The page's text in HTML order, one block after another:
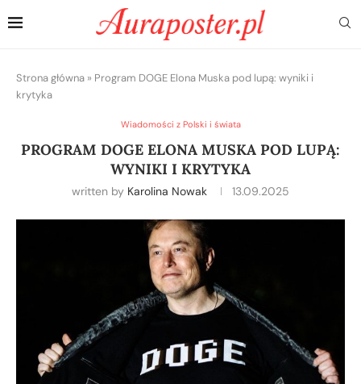
Strona główna » Program DOGE Elona Muska pod lupą: wyniki i
krytyka
Wiadomości z Polski i świata
PROGRAM DOGE ELONA MUSKA POD LUPĄ:
WYNIKI I KRYTYKA
written by Karolina Nowak 13.09.2025